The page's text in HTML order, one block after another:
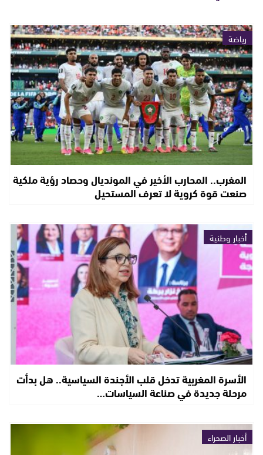
رياضة
المغرب.. المحارب الأخير في المونديال وحصاد رؤية ملكية
صنعت قوة كروية لا تعرف المستحيل
أخبار وطنية
الأسرة المغربية تدخل قلب الأجندة السياسية.. هل بدأت
مرحلة جديدة في صناعة السياسات…
أخبار الصحراء